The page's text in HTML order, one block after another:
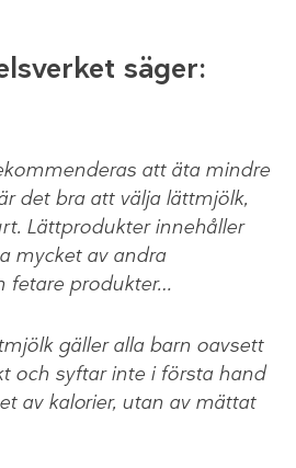
säger:
att äta mindre
det bra att välja lättmjölk,
Lättprodukter innehåller
mycket av andra
fetare produkter…
gäller alla barn oavsett
och syftar inte i första hand
av kalorier, utan av mättat